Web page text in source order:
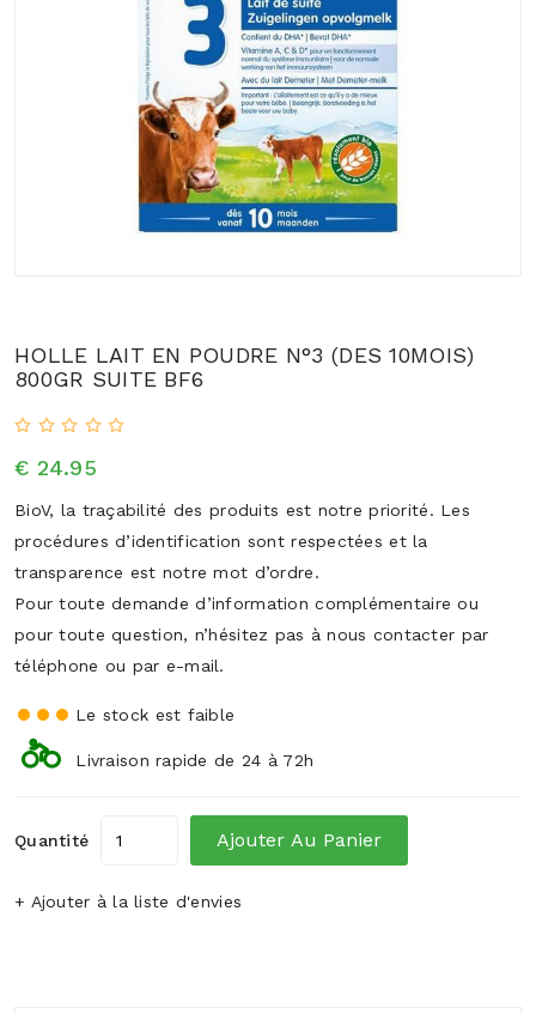
HOLLE LAIT EN POUDRE N°3 (DES 10MOIS)
800GR SUITE BF6
€ 24.95
BioV, la traçabilité des produits est notre priorité. Les
procédures d’identification sont respectées et la
transparence est notre mot d’ordre.
Pour toute demande d’information complémentaire ou
pour toute question, n’hésitez pas à nous contacter par
téléphone ou par e-mail.
Le stock est faible
Livraison rapide de 24 à 72h
Quantité Ajouter Au Panier
+ Ajouter à la liste d'envies